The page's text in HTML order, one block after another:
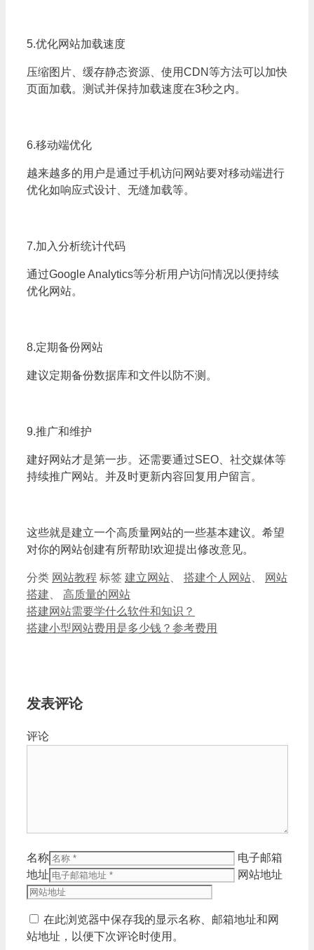
5.优化网站加载速度
压缩图片、缓存静态资源、使用CDN等方法可以加快
页面加载。测试并保持加载速度在3秒之内。
6.移动端优化
越来越多的用户是通过手机访问网站要对移动端进行
优化如响应式设计、无缝加载等。
7.加入分析统计代码
通过Google Analytics等分析用户访问情况以便持续
优化网站。
8.定期备份网站
建议定期备份数据库和文件以防不测。
9.推广和维护
建好网站才是第一步。还需要通过SEO、社交媒体等
持续推广网站。并及时更新内容回复用户留言。
这些就是建立一个高质量网站的一些基本建议。希望
对你的网站创建有所帮助!欢迎提出修改意见。
分类 网站教程 标签 建立网站 搭建个人网站
网站
搭建
高质量的网站
搭建网站需要学什么软件和知识？
搭建小型网站费用是多少钱？参考费用
发表评论
评论
名称
电子邮箱
地址
网站地址
在此浏览器中保存我的显示名称、邮箱地址和网
站地址，以便下次评论时使用。